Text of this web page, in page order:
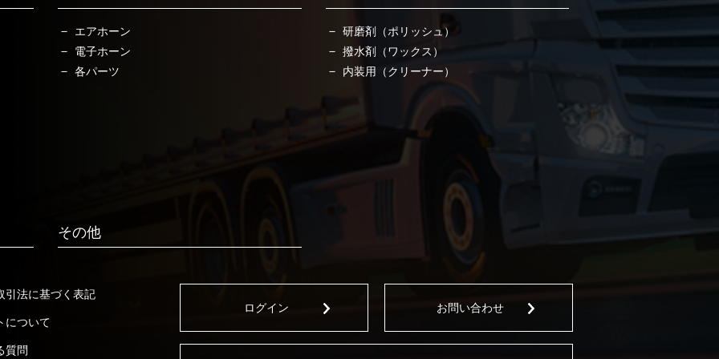
エアホーン
電子ホーン
各パーツ
研磨剤（ポリッシュ）
撥水剤（ワックス）
内装用（クリーナー）
その他
引法に基づく表記
について
質問
ログイン お問い合わせ